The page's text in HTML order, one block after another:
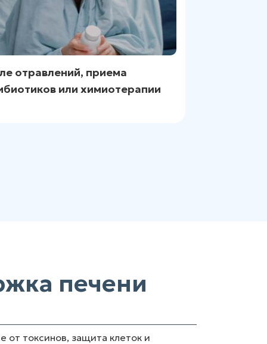
отравлений, приема
или химиотерапии
печени
токсинов, защита клеток и